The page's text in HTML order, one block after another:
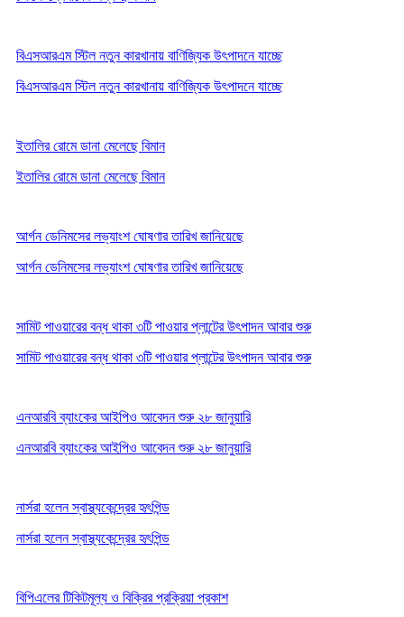
বিএসআরএম স্টিল নতুন কারখানায় বাণিজ্যিক উৎপাদনে যাচ্ছে
বিএসআরএম স্টিল নতুন কারখানায় বাণিজ্যিক উৎপাদনে যাচ্ছে
ইতালির রোমে ডানা মেলেছে বিমান
ইতালির রোমে ডানা মেলেছে বিমান
আর্গন ডেনিমসের লভ্যাংশ ঘোষণার তারিখ জানিয়েছে
আর্গন ডেনিমসের লভ্যাংশ ঘোষণার তারিখ জানিয়েছে
সামিট পাওয়ারের বন্ধ থাকা ৩টি পাওয়ার প্লান্টের উৎপাদন আবার শুরু
সামিট পাওয়ারের বন্ধ থাকা ৩টি পাওয়ার প্লান্টের উৎপাদন আবার শুরু
এনআরবি ব্যাংকের আইপিও আবেদন শুরু ২৮ জানুয়ারি
এনআরবি ব্যাংকের আইপিও আবেদন শুরু ২৮ জানুয়ারি
নার্সরা হলেন স্বাস্থ্যকেন্দ্রের হৃৎপিন্ড
নার্সরা হলেন স্বাস্থ্যকেন্দ্রের হৃৎপিন্ড
বিপিএলের টিকিটমূল্য ও বিক্রির প্রক্রিয়া প্রকাশ